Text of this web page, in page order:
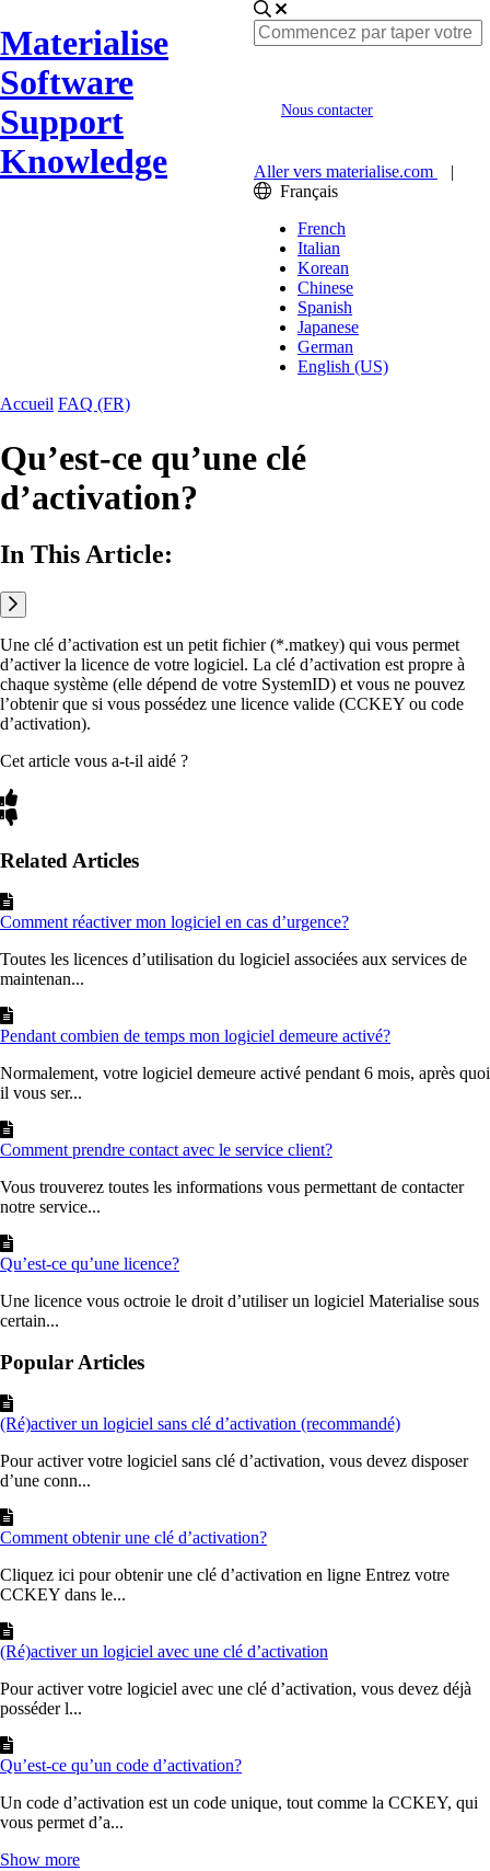
Materialise
Software
Support
Knowledge
Nous contacter
Aller vers materialise.com
|
Français
French
Italian
Korean
Chinese
Spanish
Japanese
German
English (US)
Accueil FAQ (FR)
Qu’est-ce qu’une clé
d’activation?
In This Article:
Une clé d’activation est un petit fichier (*.matkey) qui vous permet
d’activer la licence de votre logiciel. La clé d’activation est propre à
chaque système (elle dépend de votre SystemID) et vous ne pouvez
l’obtenir que si vous possédez une licence valide (CCKEY ou code
d’activation).
Cet article vous a-t-il aidé ?
Related Articles
Comment réactiver mon logiciel en cas d’urgence?
Toutes les licences d’utilisation du logiciel associées aux services de
maintenan...
Pendant combien de temps mon logiciel demeure activé?
Normalement, votre logiciel demeure activé pendant 6 mois, après quoi
il vous ser...
Comment prendre contact avec le service client?
Vous trouverez toutes les informations vous permettant de contacter
notre service...
Qu’est-ce qu’une licence?
Une licence vous octroie le droit d’utiliser un logiciel Materialise sous
certain...
Popular Articles
(Ré)activer un logiciel sans clé d’activation (recommandé)
Pour activer votre logiciel sans clé d’activation, vous devez disposer
d’une conn...
Comment obtenir une clé d’activation?
Cliquez ici pour obtenir une clé d’activation en ligne Entrez votre
CCKEY dans le...
(Ré)activer un logiciel avec une clé d’activation
Pour activer votre logiciel avec une clé d’activation, vous devez déjà
posséder l...
Qu’est-ce qu’un code d’activation?
Un code d’activation est un code unique, tout comme la CCKEY, qui
vous permet d’a...
Show more